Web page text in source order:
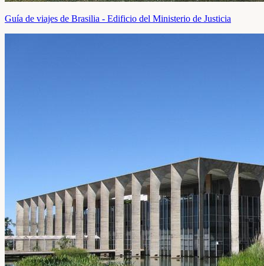
Guía de viajes de Brasilia - Edificio del Ministerio de Justicia